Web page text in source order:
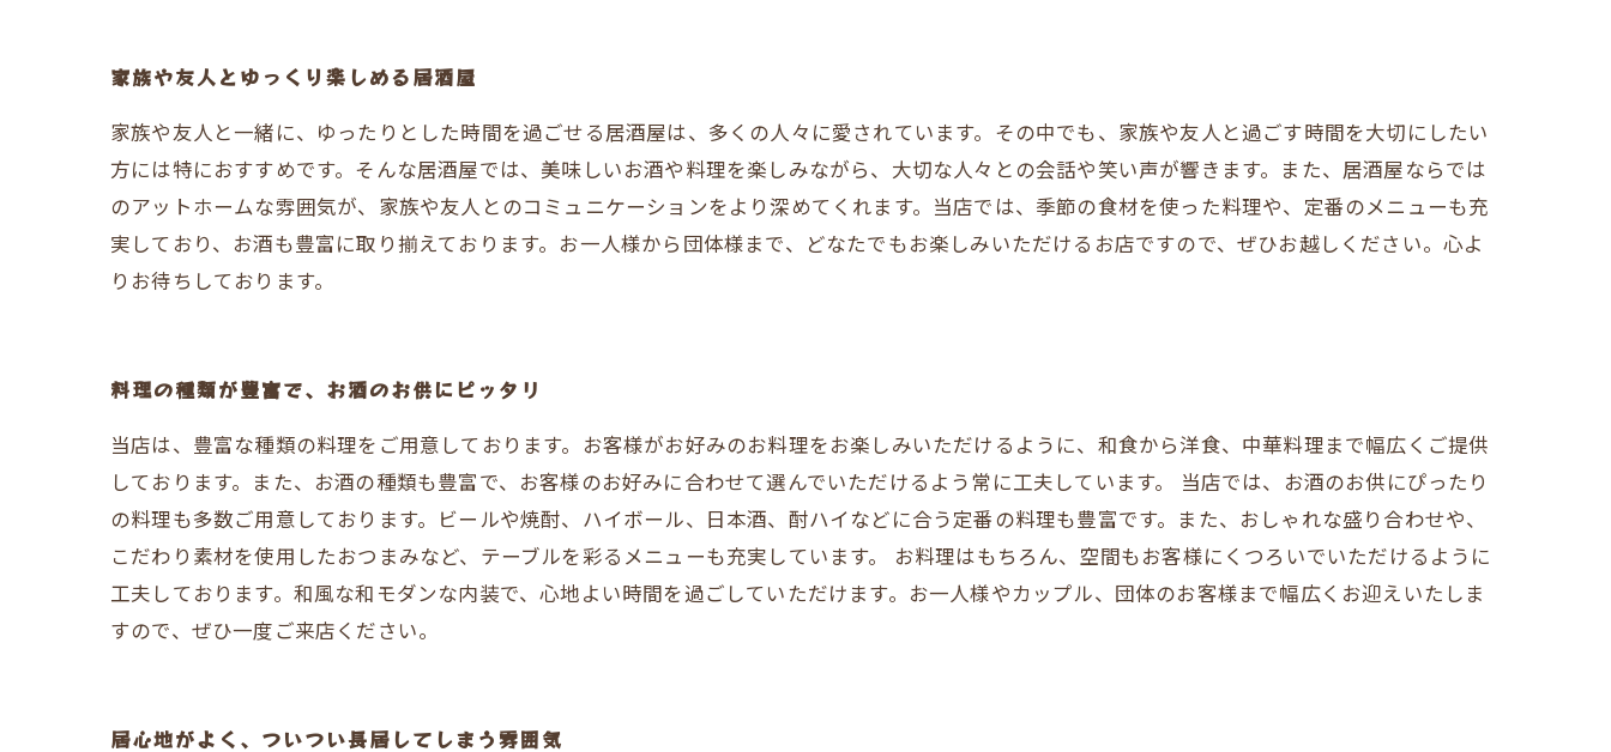
家族や友人とゆっくり楽しめる居酒屋
家族や友人と一緒に、ゆったりとした時間を過ごせる居酒屋は、多くの人々に愛されています。その中でも、家族や友人と過ごす時間を大切にしたい
方には特におすすめです。そんな居酒屋では、美味しいお酒や料理を楽しみながら、大切な人々との会話や笑い声が響きます。また、居酒屋ならでは
のアットホームな雰囲気が、家族や友人とのコミュニケーションをより深めてくれます。当店では、季節の食材を使った料理や、定番のメニューも充
実しており、お酒も豊富に取り揃えております。お一人様から団体様まで、どなたでもお楽しみいただけるお店ですので、ぜひお越しください。心よ
りお待ちしております。
料理の種類が豊富で、お酒のお供にピッタリ
当店は、豊富な種類の料理をご用意しております。お客様がお好みのお料理をお楽しみいただけるように、和食から洋食、中華料理まで幅広くご提供
しております。また、お酒の種類も豊富で、お客様のお好みに合わせて選んでいただけるよう常に工夫しています。 当店では、お酒のお供にぴったり
の料理も多数ご用意しております。ビールや焼酎、ハイボール、日本酒、酎ハイなどに合う定番の料理も豊富です。また、おしゃれな盛り合わせや、
こだわり素材を使用したおつまみなど、テーブルを彩るメニューも充実しています。 お料理はもちろん、空間もお客様にくつろいでいただけるように
工夫しております。和風な和モダンな内装で、心地よい時間を過ごしていただけます。お一人様やカップル、団体のお客様まで幅広くお迎えいたしま
すので、ぜひ一度ご来店ください。
居心地がよく、ついつい長居してしまう雰囲気